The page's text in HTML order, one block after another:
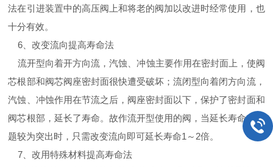
法在引进装置中的高压阀上和将老的阀加以改进时经常使用，也
十分有效。
6、改变流向提高寿命法
流开型向着开方向流，汽蚀、冲蚀主要作用在密封面上，使阀
芯根部和阀芯阀座密封面很快遭受破坏；流闭型向着闭方向流，
汽蚀、冲蚀作用在节流之后，阀座密封面以下，保护了密封面和
阀芯根部，延长了寿命。故作流开型使用的阀，当延长寿命的问
题较为突出时，只需改变流向即可延长寿命1～2倍。
7、改用特殊材料提高寿命法